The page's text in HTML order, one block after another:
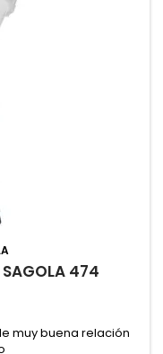
SAGOLA 474
muy buena relación